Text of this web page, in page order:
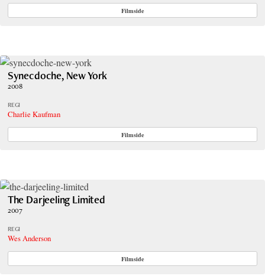
Filmside
Synecdoche, New York
2008
REGI
Charlie Kaufman
Filmside
The Darjeeling Limited
2007
REGI
Wes Anderson
Filmside